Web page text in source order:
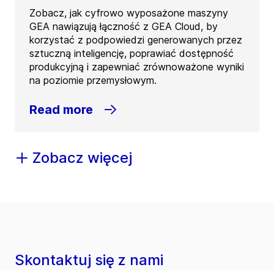
Zobacz, jak cyfrowo wyposażone maszyny
GEA nawiązują łączność z GEA Cloud, by
korzystać z podpowiedzi generowanych przez
sztuczną inteligencję, poprawiać dostępność
produkcyjną i zapewniać zrównoważone wyniki
na poziomie przemysłowym.
Read more
Zobacz więcej
Skontaktuj się z nami